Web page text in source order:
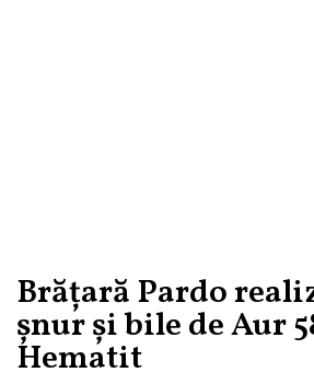
Brățară Pardo
șnur și bile de Aur
Hematit